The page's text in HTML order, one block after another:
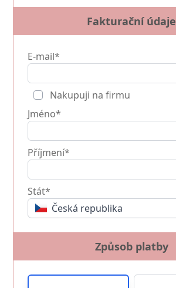
Fakturační údaje
E-mail*
Nakupuji na firmu
Jméno*
Příjmení*
Stát*
Česká republika
Způsob platby